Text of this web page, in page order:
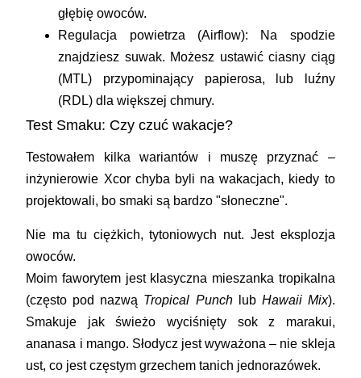
głębię owoców.
Regulacja powietrza (Airflow): Na spodzie
znajdziesz suwak. Możesz ustawić ciasny ciąg
(MTL) przypominający papierosa, lub luźny
(RDL) dla większej chmury.
Test Smaku: Czy czuć wakacje?
Testowałem kilka wariantów i muszę przyznać –
inżynierowie Xcor chyba byli na wakacjach, kiedy to
projektowali, bo smaki są bardzo "słoneczne".
Nie ma tu ciężkich, tytoniowych nut. Jest eksplozja
owoców.
Moim faworytem jest klasyczna mieszanka tropikalna
(często pod nazwą Tropical Punchlub Hawaii Mix).
Smakuje jak świeżo wyciśnięty sok z marakui,
ananasa i mango. Słodycz jest wyważona – nie skleja
ust, co jest częstym grzechem tanich jednorazówek.